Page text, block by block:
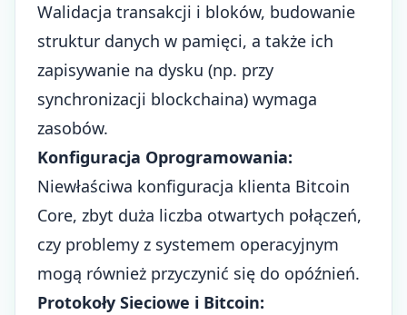
Walidacja transakcji i bloków, budowanie
struktur danych w pamięci, a także ich
zapisywanie na dysku (np. przy
synchronizacji blockchaina) wymaga
zasobów.
Konfiguracja Oprogramowania:
Niewłaściwa konfiguracja klienta Bitcoin
Core, zbyt duża liczba otwartych połączeń,
czy problemy z systemem operacyjnym
mogą również przyczynić się do opóźnień.
Protokoły Sieciowe i Bitcoin: